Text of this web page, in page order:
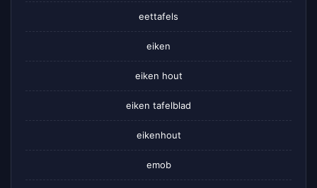
eettafels
eiken
eiken hout
eiken tafelblad
eikenhout
emob